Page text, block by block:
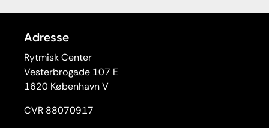
Adresse
Rytmisk Center
Vesterbrogade 107 E
1620 København V
CVR 88070917